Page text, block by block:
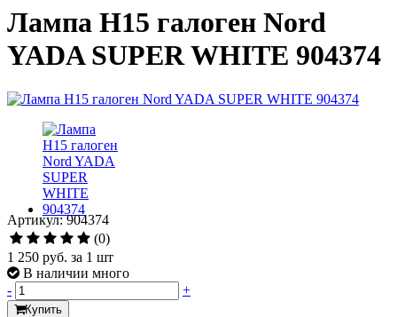
Лампа H15 галоген Nord
YADA SUPER WHITE 904374
Артикул: 904374
(0)
1 250 руб. за 1 шт
В наличии много
-
+
Купить